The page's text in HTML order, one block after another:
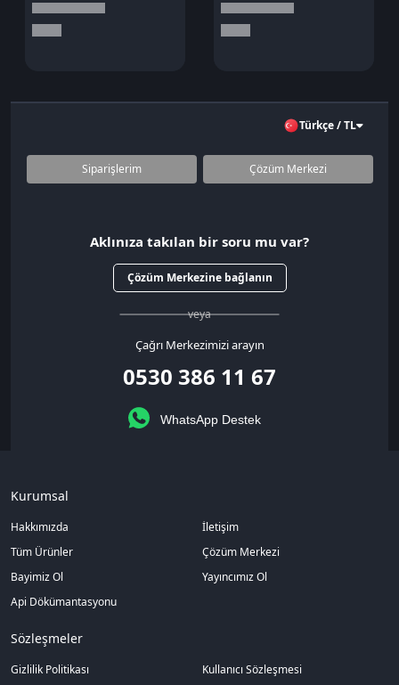
Türkçe / TL
Siparişlerim Çözüm Merkezi
Aklınıza takılan bir soru mu var?
Çözüm Merkezine bağlanın
veya
Çağrı Merkezimizi arayın
0530 386 11 67
WhatsApp Destek
Kurumsal
Hakkımızda
İletişim
Tüm Ürünler
Çözüm Merkezi
Bayimiz Ol
Yayıncımız Ol
Api Dökümantasyonu
Sözleşmeler
Gizlilik Politikası
Kullanıcı Sözleşmesi